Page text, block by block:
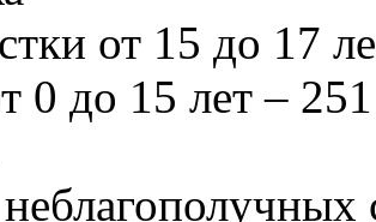
от 15 до 17
0 до 15 лет –